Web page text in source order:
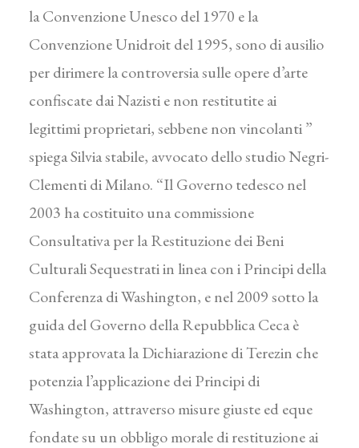
la Convenzione Unesco del 1970 e la
Convenzione Unidroit del 1995, sono di ausilio
per dirimere la controversia sulle opere d’arte
confiscate dai Nazisti e non restitutite ai
legittimi proprietari, sebbene non vincolanti ”
spiega Silvia stabile, avvocato dello studio Negri-
Clementi di Milano. “Il Governo tedesco nel
2003 ha costituito una commissione
Consultativa per la Restituzione dei Beni
Culturali Sequestrati in linea con i Principi della
Conferenza di Washington, e nel 2009 sotto la
guida del Governo della Repubblica Ceca è
stata approvata la Dichiarazione di Terezin che
potenzia l’applicazione dei Principi di
Washington, attraverso misure giuste ed eque
fondate su un obbligo morale di restituzione ai